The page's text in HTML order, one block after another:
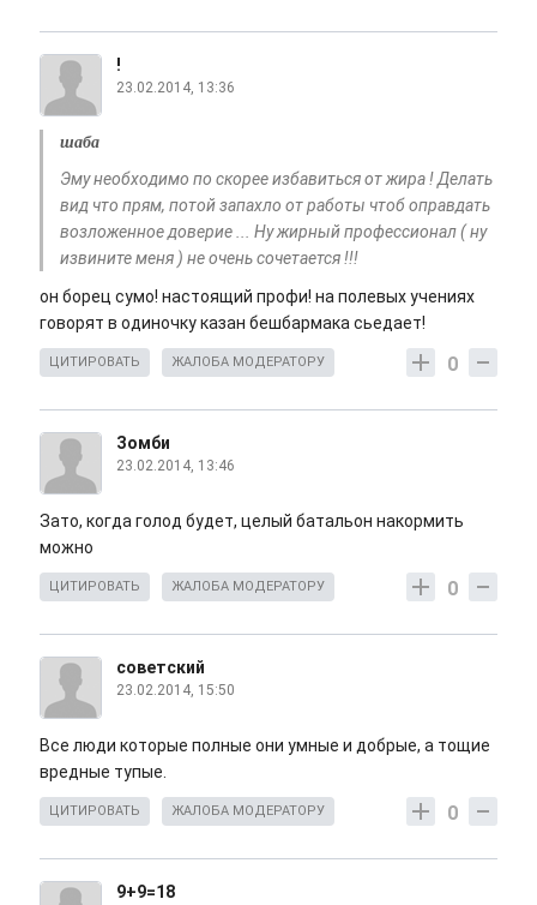
!
23.02.2014, 13:36
шаба
Эму необходимо по скорее избавиться от жира ! Делать
вид что прям, потой запахло от работы чтоб оправдать
возложенное доверие ... Ну жирный профессионал ( ну
извините меня ) не очень сочетается !!!
он борец сумо! настоящий профи! на полевых учениях
говорят в одиночку казан бешбармака сьедает!
0
ЦИТИРОВАТЬ ЖАЛОБА МОДЕРАТОРУ
Зомби
23.02.2014, 13:46
Зато, когда голод будет, целый батальон накормить
можно
0
ЦИТИРОВАТЬ ЖАЛОБА МОДЕРАТОРУ
советский
23.02.2014, 15:50
Все люди которые полные они умные и добрые, а тощие
вредные тупые.
0
ЦИТИРОВАТЬ ЖАЛОБА МОДЕРАТОРУ
9+9=18